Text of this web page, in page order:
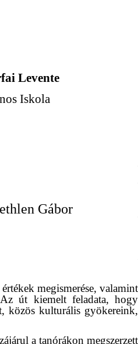
Levente
Iskola
Gábor
megismerése, valamint
Az út kiemelt feladata, hogy
közös kulturális gyökereink,
a tanórákon megszerzett